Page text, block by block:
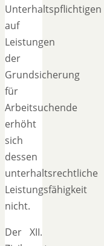
Unterhaltspflichtigen
auf
Leistungen
der
Grundsicherung
für
Arbeitsuchende
erhöht
sich
dessen
unterhaltsrechtliche
Leistungsfähigkeit
nicht.
Der XII.